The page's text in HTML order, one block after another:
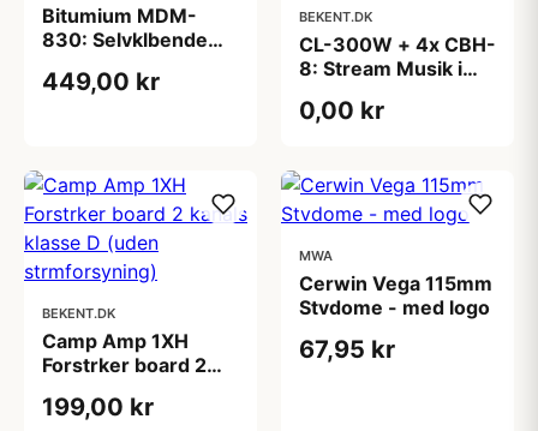
Bitumium MDM-
830: Selvklbende
reducerende
449,00 kr
BEKENT.DK
CL-300W + 4x CBH-
8: Stream Musik i
Kkken-Alrum
0,00 kr
BEKENT.DK
Camp Amp 1XH
Forstrker board 2
(uden
199,00 kr
MWA
Cerwin Vega 115mm
Stvdome - med logo
67,95 kr